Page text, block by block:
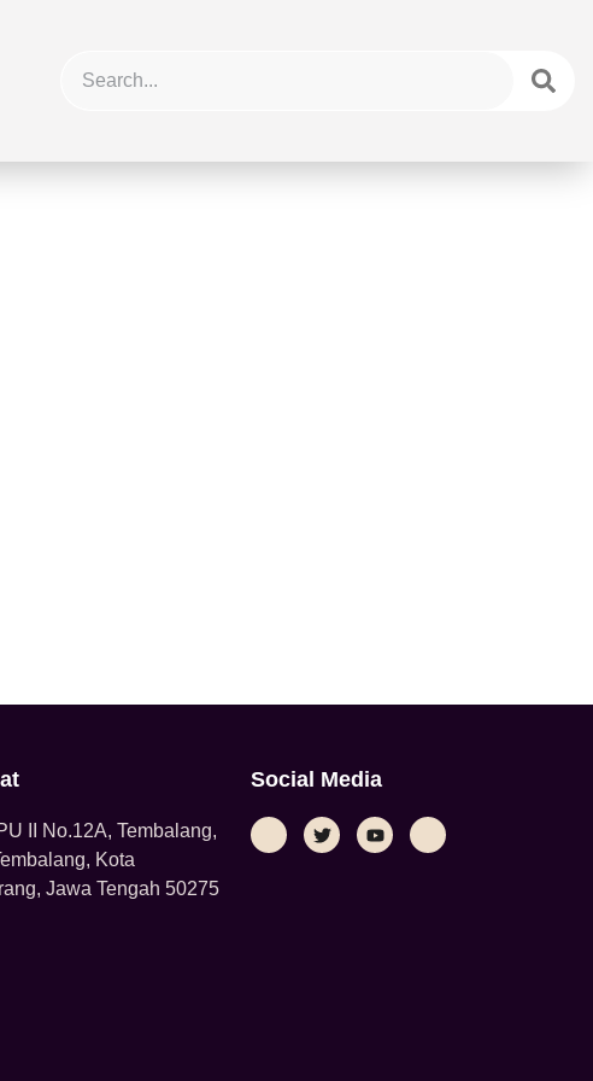
II No.12A, Tembalang,
Kota
Jawa Tengah 50275
Social Media